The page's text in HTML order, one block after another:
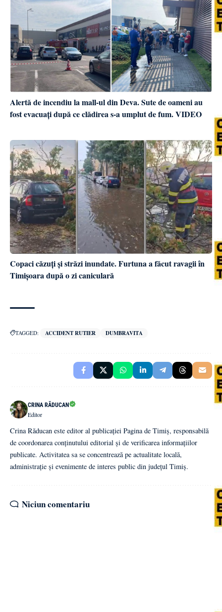
Alertă de incendiu la mall-ul din Deva. Sute de oameni au
fost evacuați după ce clădirea s-a umplut de fum. VIDEO
Copaci căzuți și străzi inundate. Furtuna a făcut ravagii în
Timișoara după o zi caniculară
TAGGED: ACCIDENT RUTIER DUMBRAVITA
CRINA RĂDUCAN
Editor
Crina Răducan este editor al publicației Pagina de Timiș, responsabilă
de coordonarea conținutului editorial și de verificarea informațiilor
publicate. Activitatea sa se concentrează pe actualitate locală,
administrație și evenimente de interes public din județul Timiș.
Niciun comentariu